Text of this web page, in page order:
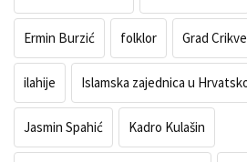
Ermin Burzić folklor Grad
ilahije Islamska zajednica u
Jasmin Spahić Kadro Kulašin